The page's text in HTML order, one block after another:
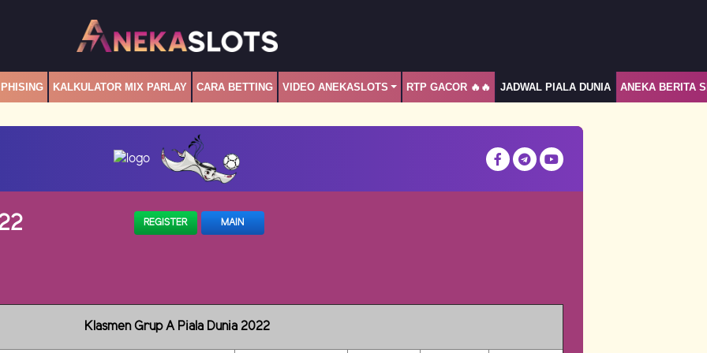
PHISING KALKULATOR MIX PARLAY CARA BETTING VIDEO ANEKASLOTS RTP GACOR 🔥🔥 JADWAL PIALA DUNIA ANEKA BERITA
REGISTER MAIN
Klasmen Grup A Piala Dunia 2022